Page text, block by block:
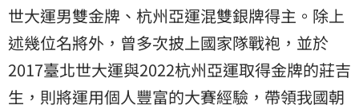
世大運男雙金牌、杭州亞運混雙銀牌得主。除上
述幾位名將外，曾多次披上國家隊戰袍，並於
2017臺北世大運與2022杭州亞運取得金牌的莊吉
生，則將運用個人豐富的大賽經驗，帶領我國朝